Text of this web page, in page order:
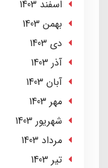
اسفند 1403
بهمن 1403
دی 1403
آذر 1403
آبان 1403
مهر 1403
شهریور 1403
مرداد 1403
تير 1403